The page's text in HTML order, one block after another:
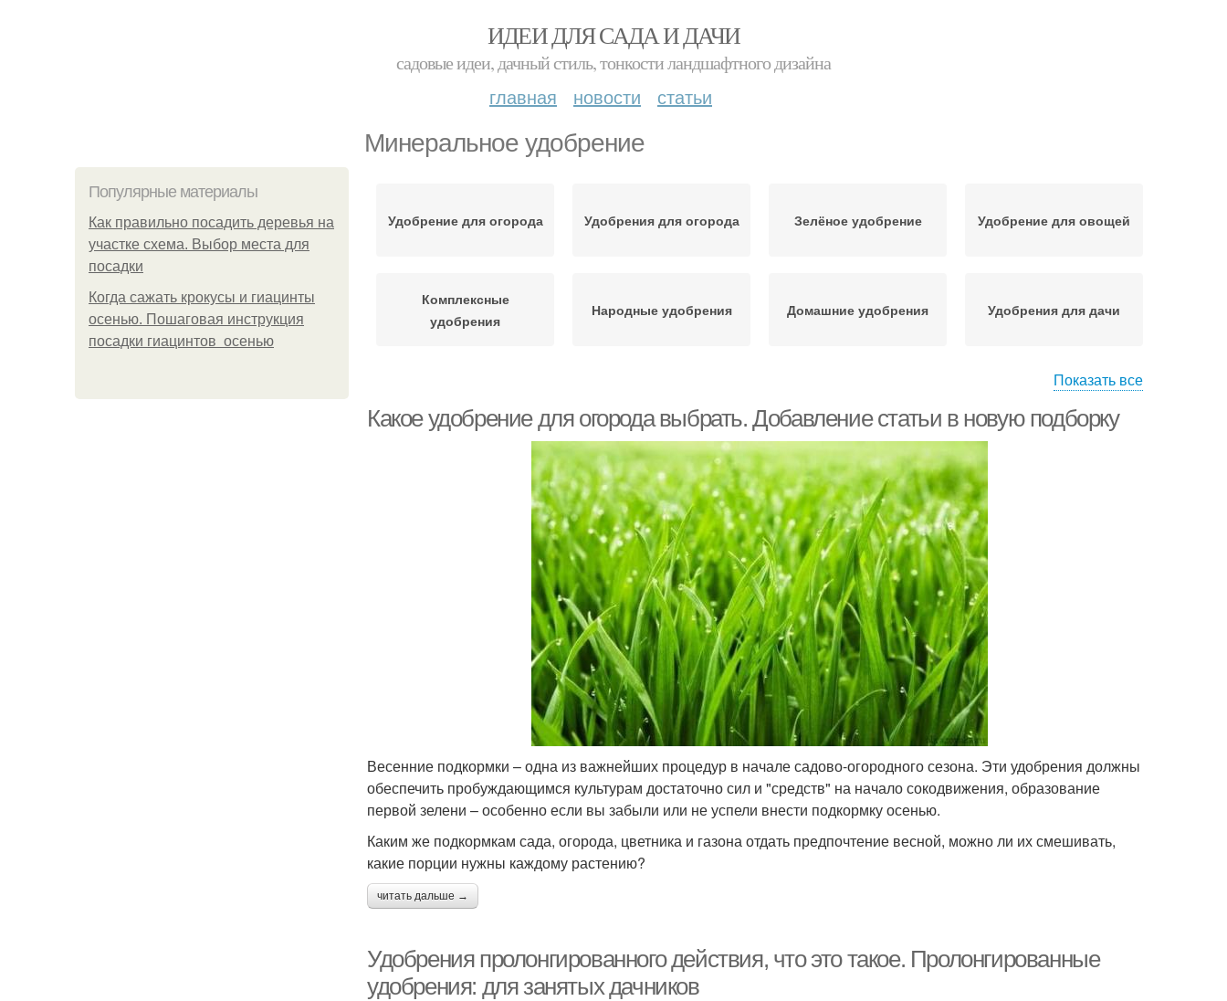
ИДЕИ ДЛЯ САДА И ДАЧИ
садовые идеи, дачный стиль, тонкости ландшафтного дизайна
главная новости статьи
Минеральное удобрение
Популярные материалы
Как правильно посадить деревья на
участке схема. Выбор места для
посадки
Когда сажать крокусы и гиацинты
осенью. Пошаговая инструкция
посадки гиацинтов осенью
Удобрение для огорода Удобрения для огорода Зелёное удобрение Удобрение для овощей
Комплексные
удобрения
Народные удобрения Домашние удобрения Удобрения для дачи
удобрения
Фосфорные удобрения Азотистые удобрения Азотные удобрения
Показать все
Какое удобрение для огорода выбрать. Добавление статьи в новую подборку
Весенние подкормки – одна из важнейших процедур в начале садово-огородного сезона. Эти удобрения должны
обеспечить пробуждающимся культурам достаточно сил и "средств" на начало сокодвижения, образование
первой зелени – особенно если вы забыли или не успели внести подкормку осенью.
Каким же подкормкам сада, огорода, цветника и газона отдать предпочтение весной, можно ли их смешивать,
какие порции нужны каждому растению?
читать дальше →
Удобрения пролонгированного действия, что это такое. Пролонгированные
удобрения: для занятых дачников